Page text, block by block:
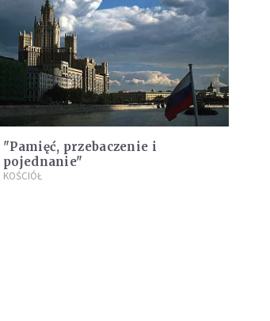
"Pamięć, przebaczenie i
pojednanie"
KOŚCIÓŁ